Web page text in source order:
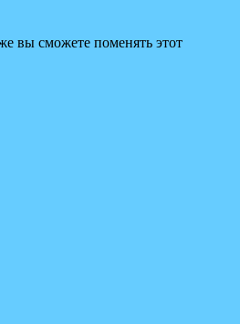
вы сможете поменять этот